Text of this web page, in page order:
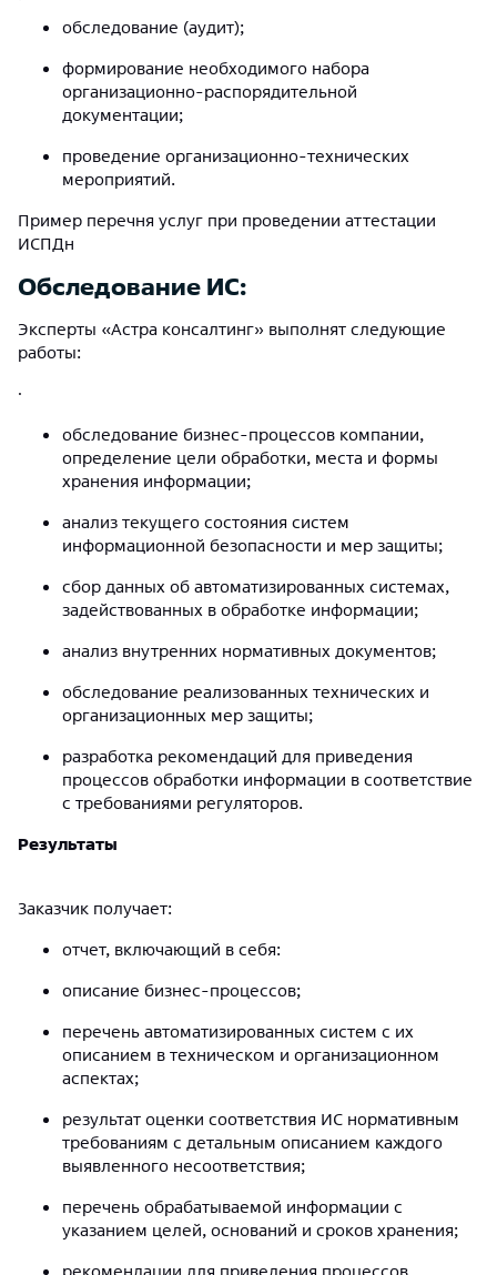
обследование (аудит);
формирование необходимого набора
организационно-распорядительной
документации;
проведение организационно-технических
мероприятий.
Пример перечня услуг при проведении аттестации
ИСПДн
Обследование ИС:
Эксперты «Астра консалтинг» выполнят следующие
работы:
·
обследование бизнес-процессов компании,
определение цели обработки, места и формы
хранения информации;
анализ текущего состояния систем
информационной безопасности и мер защиты;
сбор данных об автоматизированных системах,
задействованных в обработке информации;
анализ внутренних нормативных документов;
обследование реализованных технических и
организационных мер защиты;
разработка рекомендаций для приведения
процессов обработки информации в соответствие
с требованиями регуляторов.
Результаты
Заказчик получает:
отчет, включающий в себя:
описание бизнес-процессов;
перечень автоматизированных систем с их
описанием в техническом и организационном
аспектах;
результат оценки соответствия ИС нормативным
требованиям с детальным описанием каждого
выявленного несоответствия;
перечень обрабатываемой информации с
указанием целей, оснований и сроков хранения;
рекомендации для приведения процессов